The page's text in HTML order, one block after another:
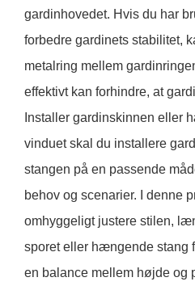
gardinhovedet. Hvis du har
forbedre gardinets stabilitet,
metalring mellem
effektivt kan forhindre, at
Installer gardinskinnen eller
vinduet skal du installere
stangen på en passende
behov og scenarier. I denne
omhyggeligt justere stilen,
sporet eller hængende stang
en balance mellem højde og